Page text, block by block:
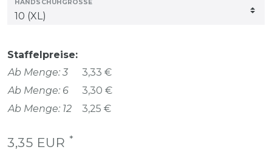
HANDSCHUHGRÖSSE
Staffelpreise:
Ab Menge: 3
3,33 €
Ab Menge: 6
3,30 €
Ab Menge: 12
3,25 €
3,35 EUR *